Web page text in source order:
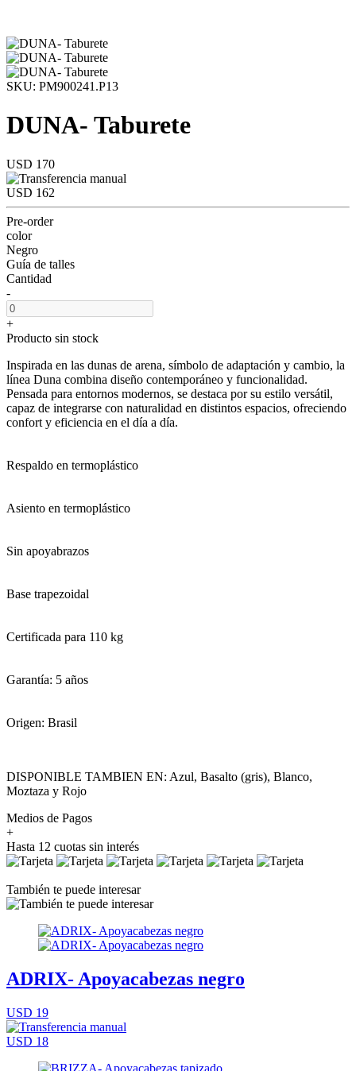
SKU: PM900241.P13
DUNA- Taburete
USD 170
USD 162
Pre-order
color
Negro
Guía de talles
Cantidad
-
+
Producto sin stock
Inspirada en las dunas de arena, símbolo de adaptación y cambio, la
línea Duna combina diseño contemporáneo y funcionalidad.
Pensada para entornos modernos, se destaca por su estilo versátil,
capaz de integrarse con naturalidad en distintos espacios, ofreciendo
confort y eficiencia en el día a día.
Respaldo en termoplástico
Asiento en termoplástico
Sin apoyabrazos
Base trapezoidal
Certificada para 110 kg⁠
Garantía: 5 años
Origen: Brasil
DISPONIBLE TAMBIEN EN: Azul, Basalto (gris), Blanco,
Moztaza y Rojo
Medios de Pagos
+
Hasta 12 cuotas sin interés
También te puede interesar
ADRIX- Apoyacabezas negro
USD 19
USD 18